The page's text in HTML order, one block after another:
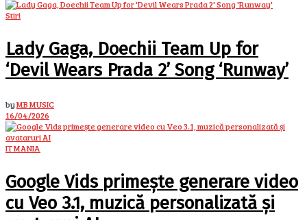
Stiri
Lady Gaga, Doechii Team Up for
‘Devil Wears Prada 2’ Song ‘Runway’
byMB MUSIC
16/04/2026
IT MANIA
Google Vids primește generare video
cu Veo 3.1, muzică personalizată și